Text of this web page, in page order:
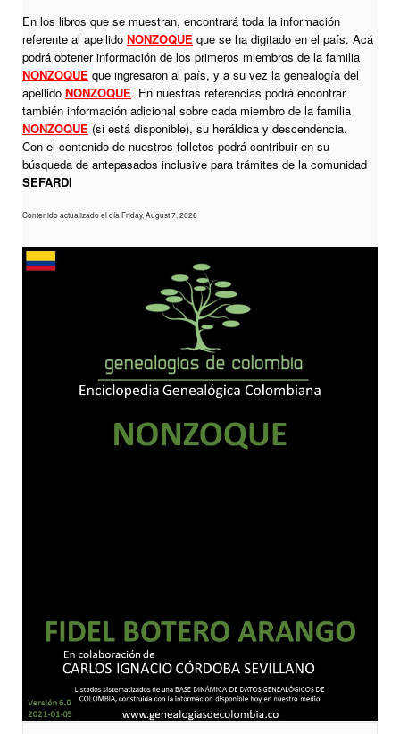
En los libros que se muestran, encontrará toda la información
referente al apellido NONZOQUE que se ha digitado en el país. Acá
podrá obtener información de los primeros miembros de la familia
NONZOQUE que ingresaron al país, y a su vez la genealogía del
apellido NONZOQUE. En nuestras referencias podrá encontrar
también información adicional sobre cada miembro de la familia
NONZOQUE (si está disponible), su heráldica y descendencia.
Con el contenido de nuestros folletos podrá contribuir en su
búsqueda de antepasados inclusive para trámites de la comunidad
SEFARDI
Contenido actualizado el día Friday, August 7, 2026